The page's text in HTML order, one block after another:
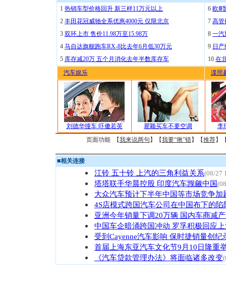
1 热销车型价格回升 新三样11万元以上
2 丰田花冠威驰全系优惠4000元 仅限北京
3 双环上市 售价11.98万至15.98万
4 马自达旗舰跑车RX-8比去年6月低30万元
5 库存减20万 五个月消化去年半数库存车
6 欧Ⅲ
7 高管
8 一汽
9 日
10 在
汽车娱乐
谍照
刘德华撞车 吓傻若英 瞿颖买车不要空调
李
页面功能 【我来说两句 】【我要“揪”错】【推荐】
■相关连接
江铃 五十铃 上汽的三角利益关系(08/27
塔塔联手华晨控股 印度汽车觊觎中国
大众汽车预计下半年中国等市场竞争加
4S店模式跨国汽车公司在中国布下的陷
亚洲今年销量下调20万辆 国内车商减
中国车企暗涌跨国冲动 罗孚积极回应
受到Cayenne汽车影响 保时捷销量创纪
首届上海东亚汽车文化节9月10日隆重
《汽车贷款管理办法》将面临诸多改变